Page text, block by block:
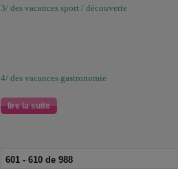
3/ des vacances sport / découverte
4/ des vacances gastronomie
lire la suite
601 - 610 de 988